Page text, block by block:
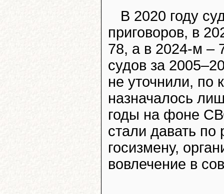
В 2020 году
приговоров, в
78, а в 2024-м –
судов за
не уточнили, по
назначалось
годы на фоне
стали давать
госизмену,
вовлечение в